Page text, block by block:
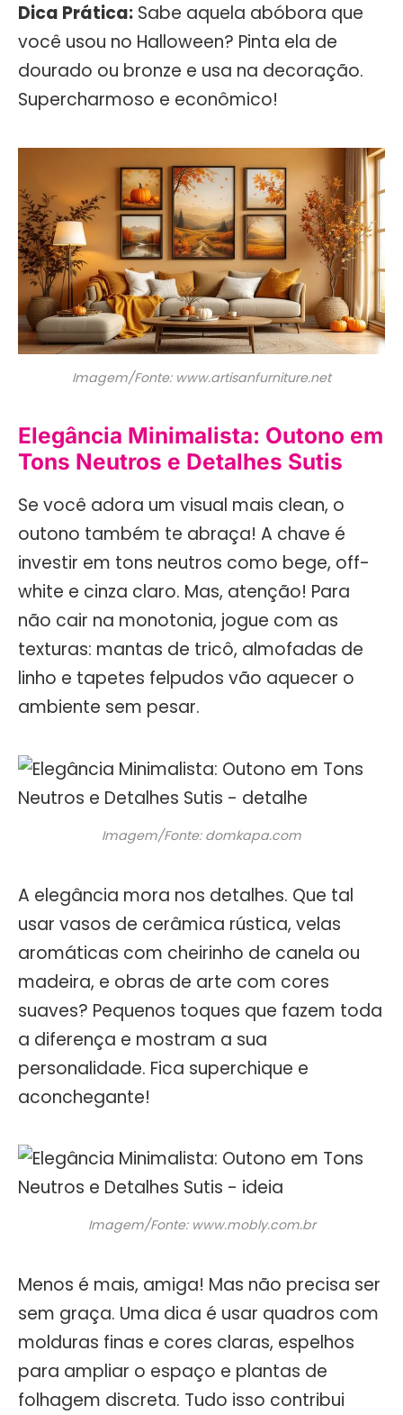
Dica Prática: Sabe aquela abóbora que
você usou no Halloween? Pinta ela de
dourado ou bronze e usa na decoração.
Supercharmoso e econômico!
Imagem/Fonte: www.artisanfurniture.net
Elegância Minimalista: Outono em
Tons Neutros e Detalhes Sutis
Se você adora um visual mais clean, o
outono também te abraça! A chave é
investir em tons neutros como bege, off-
white e cinza claro. Mas, atenção! Para
não cair na monotonia, jogue com as
texturas: mantas de tricô, almofadas de
linho e tapetes felpudos vão aquecer o
ambiente sem pesar.
Imagem/Fonte: domkapa.com
A elegância mora nos detalhes. Que tal
usar vasos de cerâmica rústica, velas
aromáticas com cheirinho de canela ou
madeira, e obras de arte com cores
suaves? Pequenos toques que fazem toda
a diferença e mostram a sua
personalidade. Fica superchique e
aconchegante!
Imagem/Fonte: www.mobly.com.br
Menos é mais, amiga! Mas não precisa ser
sem graça. Uma dica é usar quadros com
molduras finas e cores claras, espelhos
para ampliar o espaço e plantas de
folhagem discreta. Tudo isso contribui